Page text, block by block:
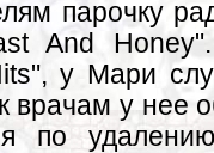
парочку
And
у Мари
врачам у нее
по